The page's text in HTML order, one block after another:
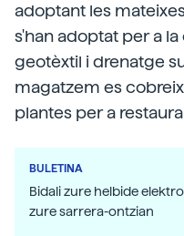
adoptant les
s'han adoptat per a la
geotèxtil i drenatge
magatzem es
plantes per a
BULETINA
Bidali zure helbide
zure sarrera-ontzian